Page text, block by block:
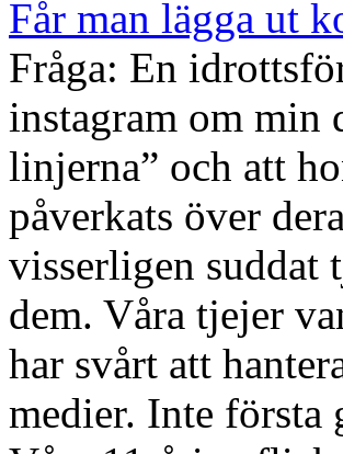
Får man lägga ut
Fråga: En
instagram om min
linjerna” och att
påverkats över
visserligen suddat
dem. Våra tjejer
har svårt att
medier. Inte första